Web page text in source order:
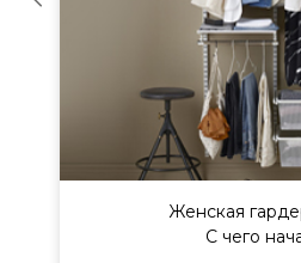
Женская
С чего